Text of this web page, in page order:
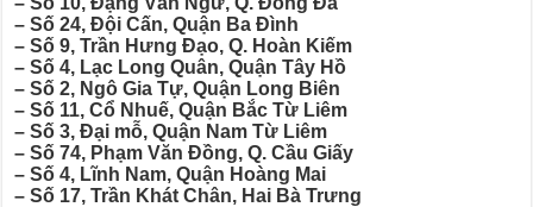
– Số 24, Đội Cấn, Quận Ba Đình
– Số 9, Trần Hưng Đạo, Q. Hoàn Kiếm
– Số 4, Lạc Long Quân, Quận Tây Hồ
– Số 2, Ngô Gia Tự, Quận Long Biên
– Số 11, Cổ Nhuế, Quận Bắc Từ Liêm
– Số 3, Đại mỗ, Quận Nam Từ Liêm
– Số 74, Phạm Văn Đồng, Q. Cầu Giấy
– Số 4, Lĩnh Nam, Quận Hoàng Mai
– Số 17, Trần Khát Chân, Hai Bà Trưng